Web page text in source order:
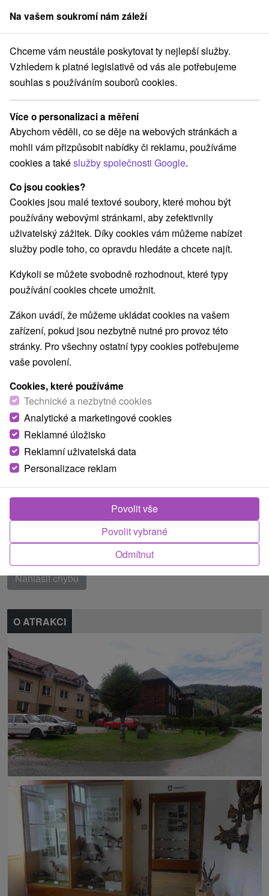
člen skupinySorger
Východné Slovensko Košický kraj Hnilčík Důlní skanzen Hnilčík
Důlní skanzen Hnilčík
Domovská stránka Navigovat do místa
+421 903 243 349
jancuramarian@gmail.com
Facebook
Google recenze
Ráztoky 39
053 32 Hnilčík
GPS:
N +48° 51' 33.19''
Východné Slovensko, Spiš, Košický kraj, Slovenský Raj,
Palcmanská Maša, Hnilecké vrchy
Našli jste chybu nebo nám chcete doporučit novou atrakci
Nahlásit chybu
O ATRAKCI
Na vašem soukromí nám záleží
Chceme vám neustále poskytovat ty nejlepší služby.
Vzhledem k platné legislativě od vás ale potřebujeme
souhlas s používáním souborů cookies.
Více o personalizaci a měření
Abychom věděli, co se děje na webových stránkách a
mohli vám přizpůsobit nabídky či reklamu, používáme
cookies a takéslužby společnosti Google.
Co jsou cookies?
Cookies jsou malé textové soubory, které mohou být
používány webovými stránkami, aby zefektivnily
uživatelský zážitek. Díky cookies vám můžeme nabízet
služby podle toho, co opravdu hledáte a chcete najít.
Kdykoli se můžete svobodně rozhodnout, které typy
používání cookies chcete umožnit.
Zákon uvádí, že můžeme ukládat cookies na vašem
zařízení, pokud jsou nezbytně nutné pro provoz této
stránky. Pro všechny ostatní typy cookies potřebujeme
vaše povolení.
Cookies, které používáme
Technické a nezbytné cookies
Analytické a marketingové cookies
Reklamné úložisko
Reklamní uživatelská data
Personalizace reklam
Odmítnut
Povolit vybrané
Povolit vše